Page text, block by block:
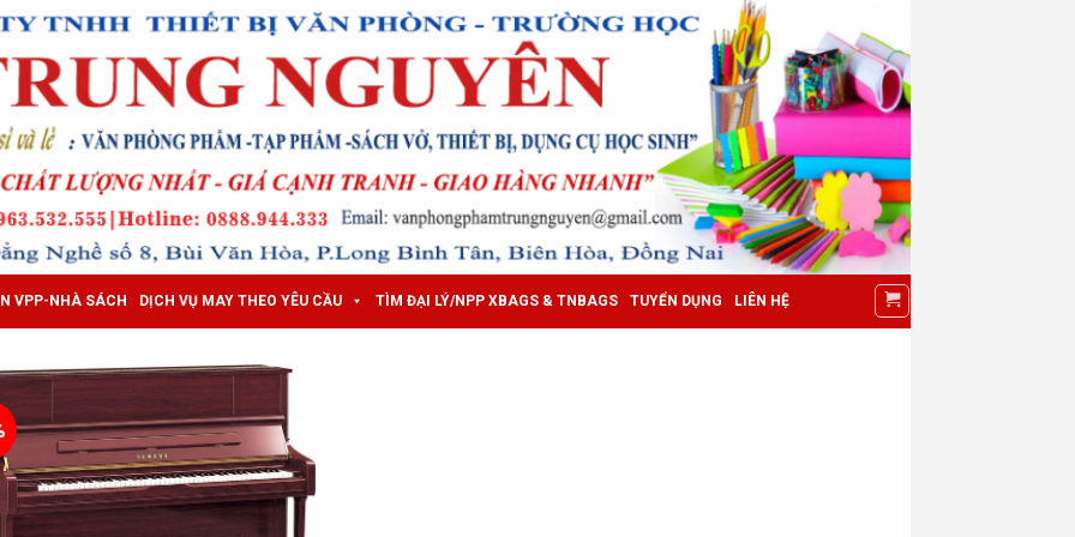
VPP-NHÀ SÁCH DỊCH VỤ MAY THEO YÊU CẦU TÌM ĐẠI LÝ/NPP XBAGS & TNBAGS TUYỂN DỤNG LIÊN HỆ